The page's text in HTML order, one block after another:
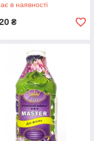
в наявності
₴